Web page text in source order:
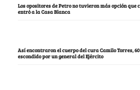
Los opositores de Petro no tuvieron más opción
entró a la Casa Blanca
Así encontraron el cuerpo del cura Camilo Torres,
escondido por un general del Ejército